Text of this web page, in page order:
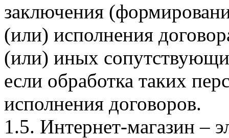
заключения
(или) исполнения
(или) иных
если обработка таких
исполнения договоров.
1.5. Интернет-магазин –